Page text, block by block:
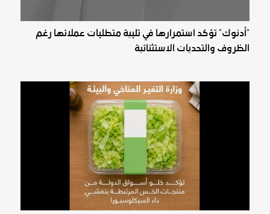
"أدنوك" تؤكد استمرارها في تلبية متطلبات عملائها رغم
الظروف والتحديات الاستثنائية